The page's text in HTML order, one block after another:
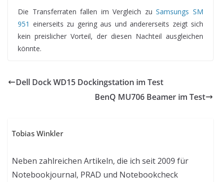
Die Transferraten fallen im Vergleich zuSamsungs SM
951 einerseits zu gering aus und andererseits zeigt sich
kein preislicher Vorteil, der diesen Nachteil ausgleichen
könnte.
Dell Dock WD15 Dockingstation im Test
BenQ MU706 Beamer im Test
Tobias Winkler
Neben zahlreichen Artikeln, die ich seit 2009 für
Notebookjournal, PRAD und Notebookcheck